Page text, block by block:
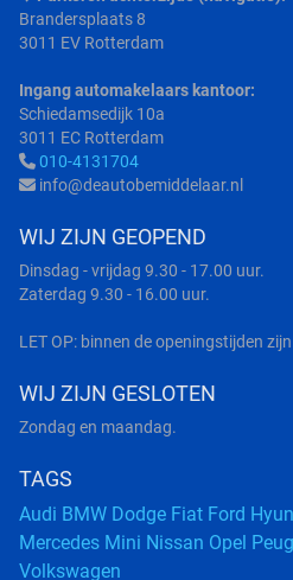
Brandersplaats 8
3011 EV Rotterdam
Ingang automakelaars kantoor:
Schiedamsedijk 10a
3011 EC Rotterdam
010-4131704
info@deautobemiddelaar.nl
WIJ ZIJN GEOPEND
Dinsdag - vrijdag 9.30 - 17.00 uur.
Zaterdag 9.30 - 16.00 uur.
LET OP: binnen de openingstijden
WIJ ZIJN GESLOTEN
Zondag en maandag.
TAGS
Audi BMW Dodge Fiat Ford
Mercedes Mini Nissan Opel
Volkswagen